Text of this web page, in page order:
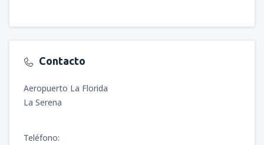
Contacto
Aeropuerto La Florida
La Serena
Teléfono: